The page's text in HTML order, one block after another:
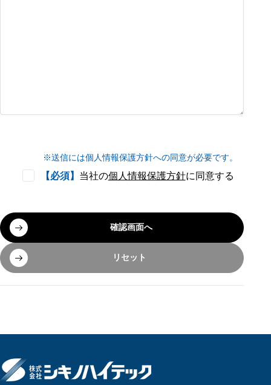
※送信には個人情報保護方針への同意が必要です。
【必須】 当社の個人情報保護方針に同意する
リセット